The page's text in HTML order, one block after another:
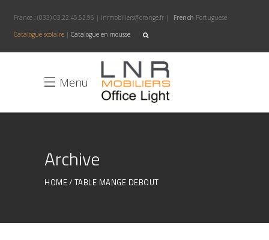
France : (033) 03.22.45.52.96 | lnrmobiliers@orange.fr | French Portuguese
Catalogue scolaire | Catalogue en mousse
Menu
Archive
HOME TABLE MANGE DEBOUT